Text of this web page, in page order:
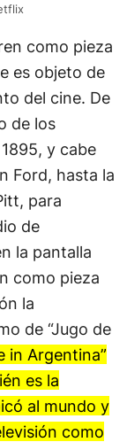
como pieza
es objeto de
del cine. De
de los
y cabe
Ford, hasta la
para
de
la pantalla
como pieza
la
de “Jugo de
in Argentina”
es la
al mundo y
como